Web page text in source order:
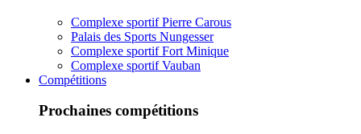
Complexe sportif Pierre Carous
Palais des Sports Nungesser
Complexe sportif Fort Minique
Complexe sportif Vauban
Compétitions
Prochaines compétitions